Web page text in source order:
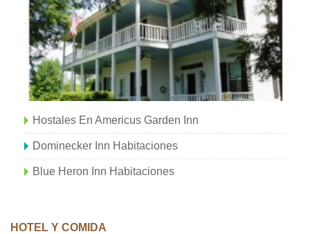
Hostales En Americus Garden Inn
Dominecker Inn Habitaciones
Blue Heron Inn Habitaciones
HOTEL Y COMIDA